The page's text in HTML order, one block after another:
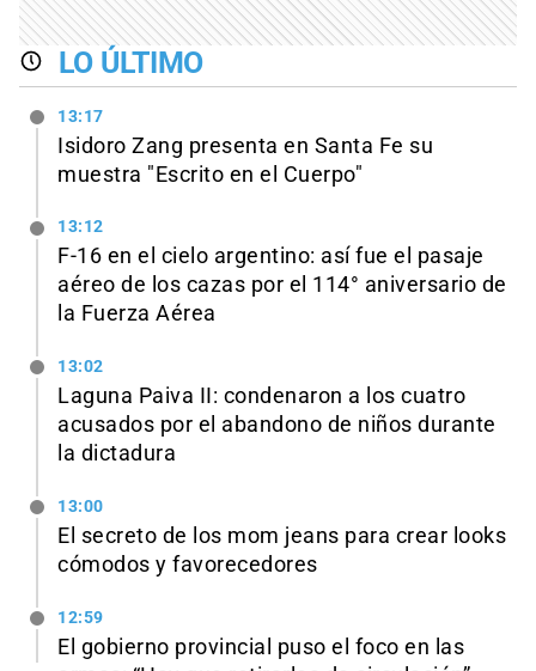
LO ÚLTIMO
13:17
Isidoro Zang presenta en Santa Fe su
muestra "Escrito en el Cuerpo"
13:12
F-16 en el cielo argentino: así fue el pasaje
aéreo de los cazas por el 114° aniversario de
la Fuerza Aérea
13:02
Laguna Paiva II: condenaron a los cuatro
acusados por el abandono de niños durante
la dictadura
13:00
El secreto de los mom jeans para crear looks
cómodos y favorecedores
12:59
El gobierno provincial puso el foco en las